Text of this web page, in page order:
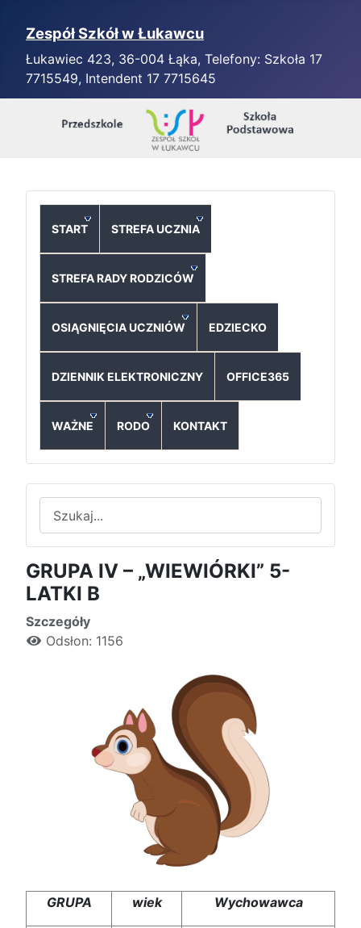
Zespół Szkół w Łukawcu
Łukawiec 423, 36-004 Łąka, Telefony: Szkoła 17
7715549, Intendent 17 7715645
START STREFA UCZNIA
STREFA RADY RODZICÓW
OSIĄGNIĘCIA UCZNIÓW EDZIECKO
DZIENNIK ELEKTRONICZNY OFFICE365
WAŻNE RODO KONTAKT
GRUPA IV – „WIEWIÓRKI” 5-
LATKI B
Szczegóły
Odsłon: 1156
GRUPA wiek Wychowawca